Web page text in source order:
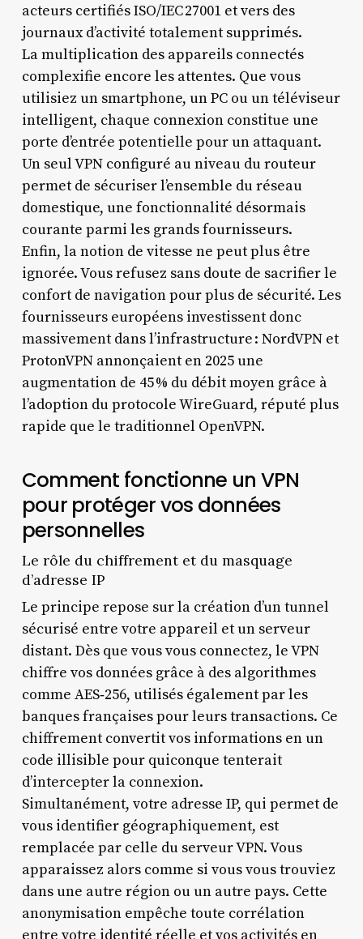
acteurs certifiés ISO/IEC 27001 et vers des
journaux d’activité totalement supprimés.
La multiplication des appareils connectés
complexifie encore les attentes. Que vous
utilisiez un smartphone, un PC ou un téléviseur
intelligent, chaque connexion constitue une
porte d’entrée potentielle pour un attaquant.
Un seul VPN configuré au niveau du routeur
permet de sécuriser l’ensemble du réseau
domestique, une fonctionnalité désormais
courante parmi les grands fournisseurs.
Enfin, la notion de vitesse ne peut plus être
ignorée. Vous refusez sans doute de sacrifier le
confort de navigation pour plus de sécurité. Les
fournisseurs européens investissent donc
massivement dans l’infrastructure : NordVPN et
ProtonVPN annonçaient en 2025 une
augmentation de 45 % du débit moyen grâce à
l’adoption du protocole WireGuard, réputé plus
rapide que le traditionnel OpenVPN.
Comment fonctionne un VPN
pour protéger vos données
personnelles
Le rôle du chiffrement et du masquage
d’adresse IP
Le principe repose sur la création d’un tunnel
sécurisé entre votre appareil et un serveur
distant. Dès que vous vous connectez, le VPN
chiffre vos données grâce à des algorithmes
comme AES‑256, utilisés également par les
banques françaises pour leurs transactions. Ce
chiffrement convertit vos informations en un
code illisible pour quiconque tenterait
d’intercepter la connexion.
Simultanément, votre adresse IP, qui permet de
vous identifier géographiquement, est
remplacée par celle du serveur VPN. Vous
apparaissez alors comme si vous vous trouviez
dans une autre région ou un autre pays. Cette
anonymisation empêche toute corrélation
entre votre identité réelle et vos activités en